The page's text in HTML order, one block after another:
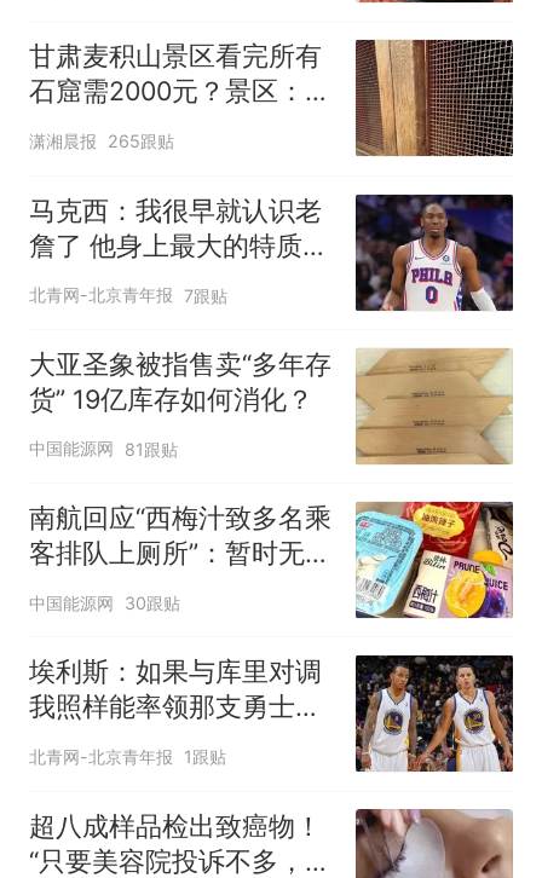
甘肃麦积山景区看完所有
石窟需2000元？景区：部
分石窟受特别保护，游客
潇湘晨报 265跟贴
马克西：我很早就认识老
詹了 他身上最大的特质就
是谦逊
北青网-北京青年报 7跟贴
大亚圣象被指售卖“多年存
货” 19亿库存如何消化？
中国能源网 81跟贴
南航回应“西梅汁致多名乘
客排队上厕所”：暂时无法
核查是否发放西梅汁
中国能源网 30跟贴
埃利斯：如果与库里对调
我照样能率领那支勇士取
得现在的成就
北青网-北京青年报 1跟贴
超八成样品检出致癌物！
“只要美容院投诉不多，店